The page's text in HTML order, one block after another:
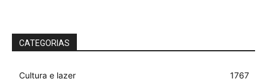
CATEGORIAS
Cultura e lazer 1767